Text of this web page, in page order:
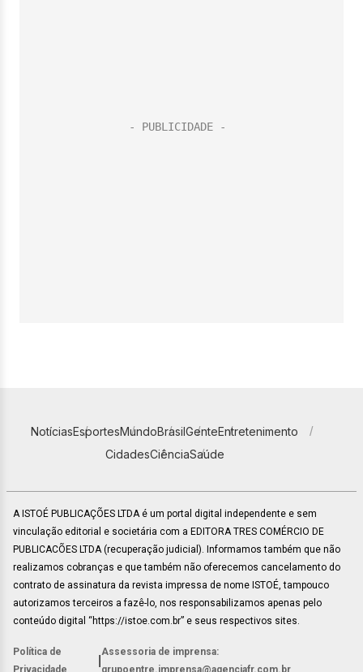
NotíciasEsportesMundoBrasilGenteEntretenimento
CidadesCiênciaSaúde
A ISTOÉ PUBLICAÇÕES LTDA é um portal digital independente e sem
vinculação editorial e societária com a EDITORA TRES COMÉRCIO DE
PUBLICACÕES LTDA (recuperação judicial). Informamos também que não
realizamos cobranças e que também não oferecemos cancelamento do
contrato de assinatura da revista impressa de nome ISTOÉ, tampouco
autorizamos terceiros a fazê-lo, nos responsabilizamos apenas pelo
conteúdo digital “https://istoe.com.br” e seus respectivos sites.
Política de
Privacidade
Assessoria de imprensa:
grupoentre.imprensa@agenciafr.com.br